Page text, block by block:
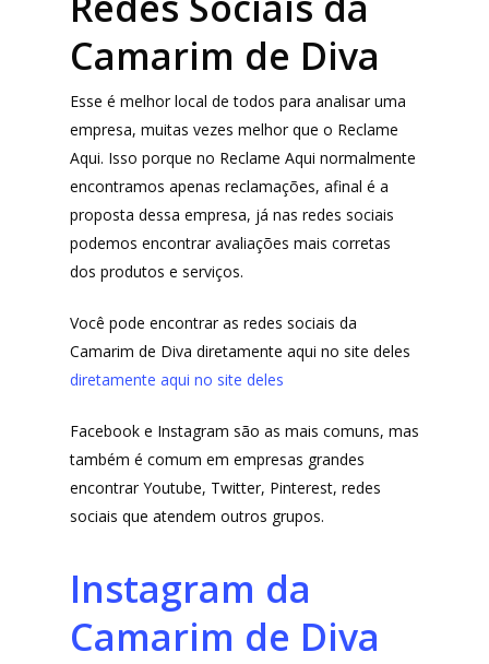
Camarim de Diva
Esse é melhor local de todos para analisar uma
empresa, muitas vezes melhor que o Reclame
Aqui. Isso porque no Reclame Aqui normalmente
encontramos apenas reclamações, afinal é a
proposta dessa empresa, já nas redes sociais
podemos encontrar avaliações mais corretas
dos produtos e serviços.
Você pode encontrar as redes sociais da
Camarim de Diva diretamente aqui no site deles
diretamente aqui no site deles
Facebook e Instagram são as mais comuns, mas
também é comum em empresas grandes
encontrar Youtube, Twitter, Pinterest, redes
sociais que atendem outros grupos.
Instagram da
Camarim de Diva
Produtos
Cafés
Lista de lojas
Electromarcas
ExtremeUV
Universo do Lar
Moda Infantil
MindsUp
Piradinhos
Me Indique uma
Descontos
Amazon
iHerb
Wevans